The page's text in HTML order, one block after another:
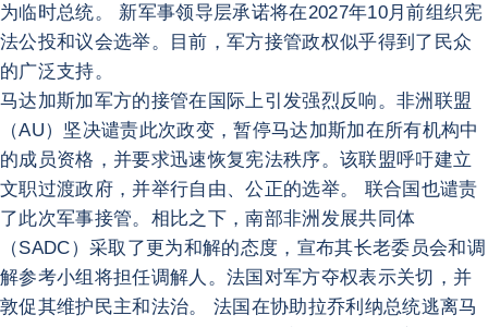
为临时总统。 新军事领导层承诺将在2027年10月前组织宪
法公投和议会选举。目前，军方接管政权似乎得到了民众
的广泛支持。
马达加斯加军方的接管在国际上引发强烈反响。非洲联盟
（AU）坚决谴责此次政变，暂停马达加斯加在所有机构中
的成员资格，并要求迅速恢复宪法秩序。该联盟呼吁建立
文职过渡政府，并举行自由、公正的选举。 联合国也谴责
了此次军事接管。相比之下，南部非洲发展共同体
（SADC）采取了更为和解的态度，宣布其长老委员会和调
解参考小组将担任调解人。法国对军方夺权表示关切，并
敦促其维护民主和法治。 法国在协助拉乔利纳总统逃离马